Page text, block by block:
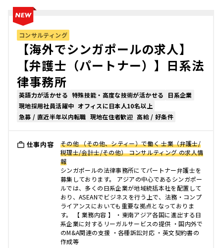
コンサルティング
【海外でシンガポールの求人】
【弁護士（パートナー）】日系法
律事務所
英語力が活かせる 特殊技能・高度な技術が活かせる
日系企業
現地採用社員活躍中 オフィスに日本人10名以上
急募 / 直近半年以内転職 現地在住者歓迎 高給 / 好条件
仕事内容
その他 （その他、シティー）で働く 士業（弁護士/
税理士/会計士/その他） コンサルティング の求人情
報
シンガポールの法律事務所にてパートナー弁護士を
募集しております。 アジアの中心であるシンガポー
ルでは、多くの日系企業が地域統括本社を配置して
おり、ASEANでビジネスを行う上で、法務・コンプ
ライアンスにおいても重要な拠点となっておりま
す。 【 業務内容 】 ・東南アジア各国に進出する日
系企業に対するリーガルサービスの提供 ・国内外で
のM&A関連の支援 ・各種訴訟対応 ・英文契約書の
作成等